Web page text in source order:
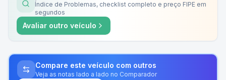
Índice de Problemas, checklist completo e preço FIPE em
segundos
Avaliar outro veículo
Compare este veículo com outros
Veja as notas lado a lado no Comparador